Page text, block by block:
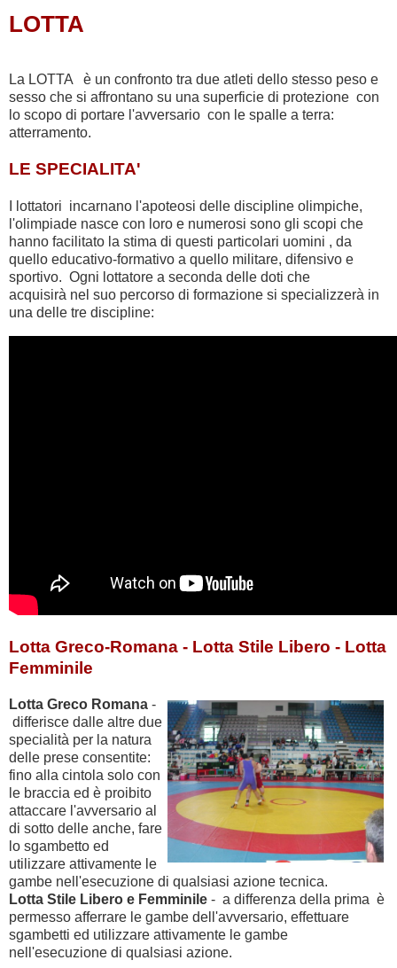
LOTTA
La LOTTA è un confronto tra due atleti dello stesso peso e
sesso che si affrontano su una superficie di protezione con
lo scopo di portare l'avversario con le spalle a terra:
atterramento.
LE SPECIALITA'
I lottatori incarnano l'apoteosi delle discipline olimpiche,
l'olimpiade nasce con loro e numerosi sono gli scopi che
hanno facilitato la stima di questi particolari uomini , da
quello educativo-formativo a quello militare, difensivo e
sportivo. Ogni lottatore a seconda delle doti che
acquisirà nel suo percorso di formazione si specializzerà in
una delle tre discipline:
Lotta Greco-Romana - Lotta Stile Libero - Lotta
Femminile
Lotta Greco Romana -
differisce dalle altre due
specialità per la natura
delle prese consentite:
fino alla cintola solo con
le braccia ed è proibito
attaccare l'avversario al
di sotto delle anche, fare
lo sgambetto ed
utilizzare attivamente le
gambe nell'esecuzione di qualsiasi azione tecnica.
Lotta Stile Libero e Femminile - a differenza della prima è
permesso afferrare le gambe dell'avversario, effettuare
sgambetti ed utilizzare attivamente le gambe
nell'esecuzione di qualsiasi azione.